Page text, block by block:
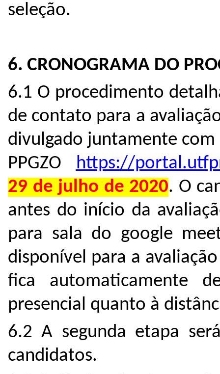
seleção.
6. CRONOGRAMA DO
6.1 O procedimento
de contato para a
divulgado juntamente
PPGZO https://
29 de julho de 2020. O
antes do início da
para sala do google
disponível para a
fica automaticamente
presencial quanto à
6.2 A segunda etapa
candidatos.